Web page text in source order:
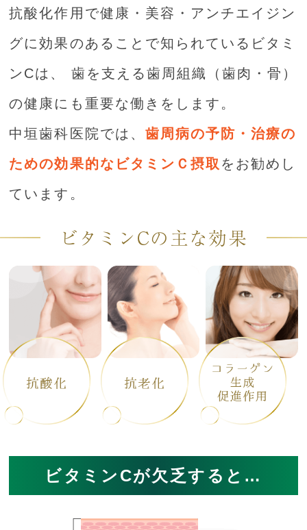
抗酸化作用で健康・美容・アンチエイジン
グに効果のあることで知られているビタミ
ンCは、
歯を支える歯周組織（歯肉・骨）
の健康にも重要な働きをします。
中垣歯科医院では、 歯周病の予防・治療の
ための効果的なビタミンＣ摂取 をお勧めし
ています。
ビタミンCの主な効果
ビタミンCが欠乏すると…